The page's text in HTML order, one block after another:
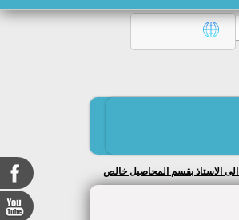
الى الاستاذ بقسم المحاصيل خالص